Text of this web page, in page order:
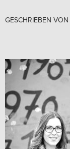
GESCHRIEBEN VON